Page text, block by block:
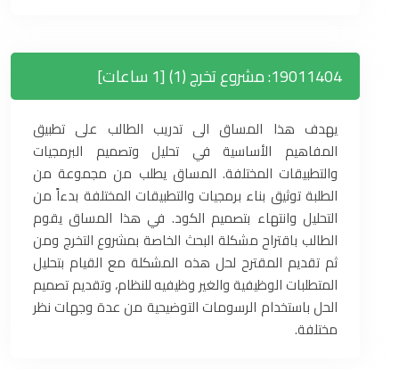
19011404: مشروع تخرج (1) [1 ساعات]
يهدف هذا المساق الى تدريب الطالب على تطبيق
المفاهيم الأساسية في تحليل وتصميم البرمجيات
والتطبيقات المختلفة. المساق يطلب من مجموعة من
الطلبة توثيق بناء برمجيات والتطبيقات المختلفة بدءاً من
التحليل وانتهاء بتصميم الكود. في هذا المساق يقوم
الطالب باقتراح مشكلة البحث الخاصة بمشروع التخرج ومن
ثم تقديم المقترح لحل هذه المشكلة مع القيام بتحليل
المتطلبات الوظيفية والغير وظيفيه للنظام، وتقديم تصميم
الحل باستخدام الرسومات التوضيحية من عدة وجهات نظر
مختلفة.